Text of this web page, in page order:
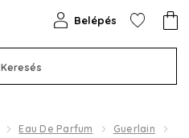
Keresés
Belépés
Eau De Parfum
Guerlain